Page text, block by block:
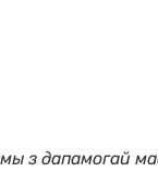
з дапамогай